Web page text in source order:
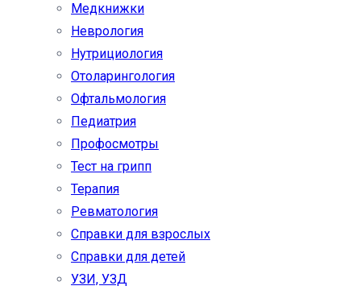
Медкнижки
Неврология
Нутрициология
Отоларингология
Офтальмология
Педиатрия
Профосмотры
Тест на грипп
Терапия
Ревматология
Справки для взрослых
Справки для детей
УЗИ, УЗД